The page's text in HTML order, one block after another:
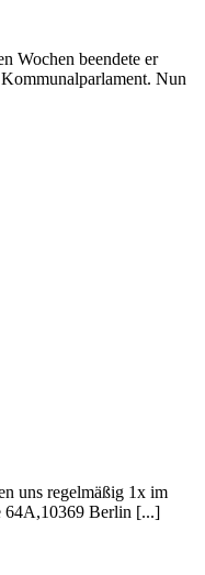
Wochen beendete er
Nun
uns regelmäßig 1x im
64A,10369 Berlin [...]